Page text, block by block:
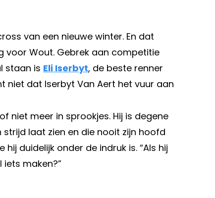
van een nieuwe winter. En dat
voor Wout. Gebrek aan competitie
staan is Eli Iserbyt, de beste renner
niet dat Iserbyt Van Aert het vuur aan
niet meer in sprookjes. Hij is degene
laat zien en die nooit zijn hoofd
duidelijk onder de indruk is. “Als hij
maken?”